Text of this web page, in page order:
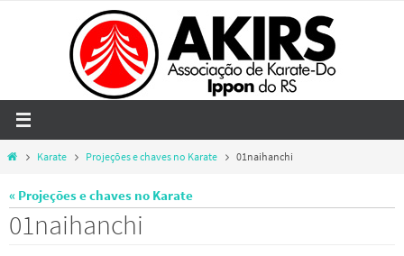
HomeKarate Projeções e chaves no Karate 01naihanchi
« Projeções e chaves no Karate
01naihanchi